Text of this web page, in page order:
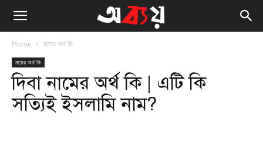
Home নামের অর্থ কি
নামের অর্থ কি
দিবা নামের অর্থ কি | এটি কি
সত্যিই ইসলামি নাম?